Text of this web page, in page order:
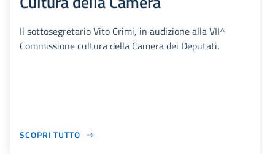
Il sottosegretario Vito Crimi, in audizione alla VII^
Commissione cultura della Camera dei Deputati.
SCOPRI TUTTO